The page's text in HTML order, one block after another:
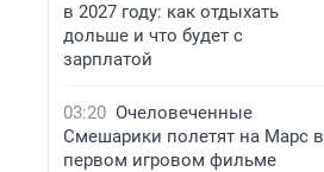
в 2027 году: как отдыхать
дольше и что будет с
зарплатой
03:20 Очеловеченные
Смешарики полетят на Марс в
первом игровом фильме